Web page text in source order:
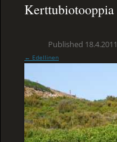
Kerttubiotooppia
Published 18.4.2011
← Edellinen